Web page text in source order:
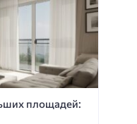
площадей: